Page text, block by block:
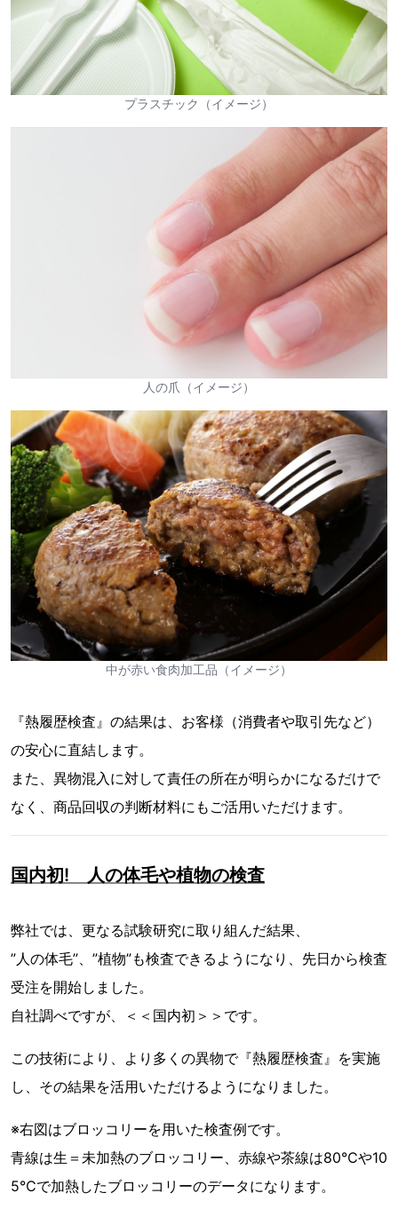
プラスチック（イメージ）
人の爪（イメージ）
中が赤い食肉加工品（イメージ）
『熱履歴検査』の結果は、お客様（消費者や取引先など）
の安心に直結します。
また、異物混入に対して責任の所在が明らかになるだけで
なく、商品回収の判断材料にもご活用いただけます。
国内初! 人の体毛や植物の検査
弊社では、更なる試験研究に取り組んだ結果、
”人の体毛”、”植物”も検査できるようになり、先日から検査
受注を開始しました。
自社調べですが、＜＜国内初＞＞です。
この技術により、より多くの異物で『熱履歴検査』を実施
し、その結果を活用いただけるようになりました。
※右図はブロッコリーを用いた検査例です。
青線は生＝未加熱のブロッコリー、赤線や茶線は80℃や10
5℃で加熱したブロッコリーのデータになります。